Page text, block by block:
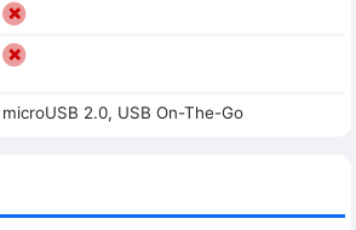
microUSB 2.0, USB On-The-Go